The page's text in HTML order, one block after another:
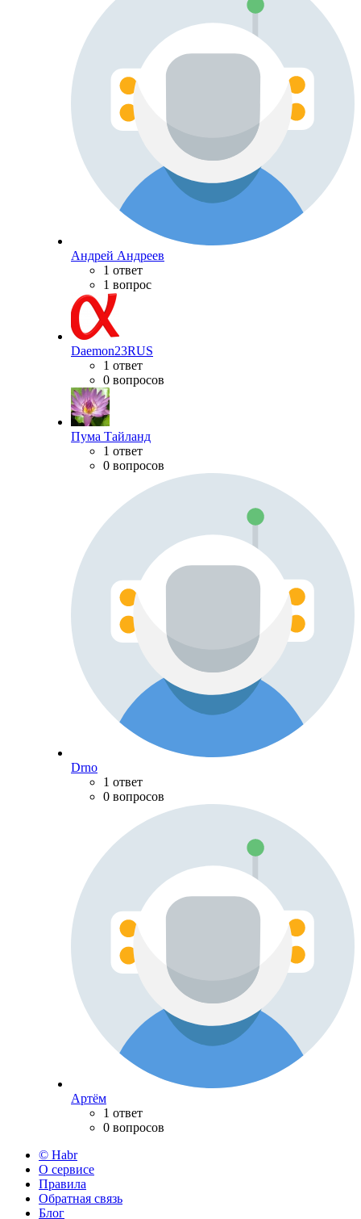
Андрей Андреев
1 ответ
1 вопрос
Daemon23RUS
1 ответ
0 вопросов
Пума Тайланд
1 ответ
0 вопросов
Drno
1 ответ
0 вопросов
Артём
1 ответ
0 вопросов
© Habr
О сервисе
Правила
Обратная связь
Блог